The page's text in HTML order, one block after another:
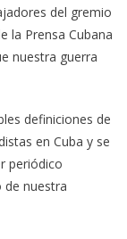
del gremio
la Prensa Cubana
nuestra guerra
definiciones de
en Cuba y se
periódico
de nuestra